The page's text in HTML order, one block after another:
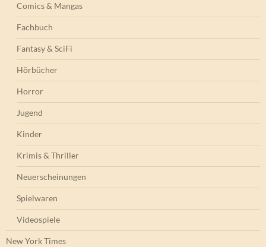
Comics & Mangas
Fachbuch
Fantasy & SciFi
Hörbücher
Horror
Jugend
Kinder
Krimis & Thriller
Neuerscheinungen
Spielwaren
Videospiele
New York Times